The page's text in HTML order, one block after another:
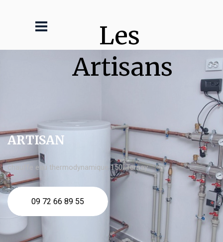
Les
Artisans
ARTISAN
chauffe eau thermodynamique 150l Ternay
09 72 66 89 55